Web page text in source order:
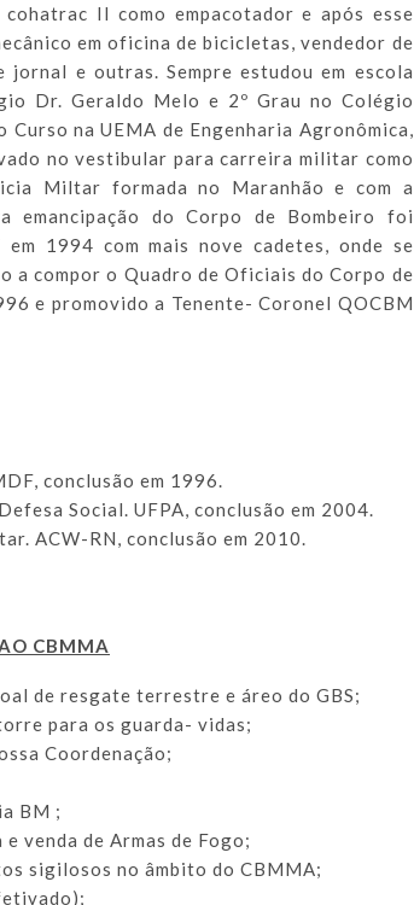
II como empacotador e após esse
em oficina de bicicletas, vendedor de
e outras. Sempre estudou em escola
Dr. Geraldo Melo e 2º Grau no Colégio
Curso na UEMA de Engenharia Agronômica,
no vestibular para carreira militar como
Miltar formada no Maranhão e com a
emancipação do Corpo de Bombeiro foi
1994 com mais nove cadetes, onde se
a compor o Quadro de Oficiais do Corpo de
e promovido a Tenente- Coronel QOCBM
conclusão em 1996.
Social. UFPA, conclusão em 2004.
ACW-RN, conclusão em 2010.
CBMMA
de resgate terrestre e áreo do GBS;
para os guarda- vidas;
Coordenação;
BM ;
venda de Armas de Fogo;
sigilosos no âmbito do CBMMA;